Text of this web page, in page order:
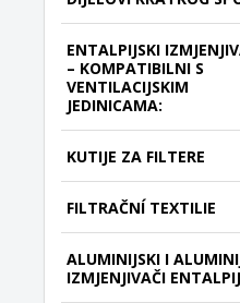
ENTALPIJSKI
– KOMPATIBILNI S
VENTILACIJSKIM
JEDINICAMA:
KUTIJE ZA FILTERE
FILTRAČNÍ TEXTILIE
ALUMINIJSKI I
IZMJENJIVAČI